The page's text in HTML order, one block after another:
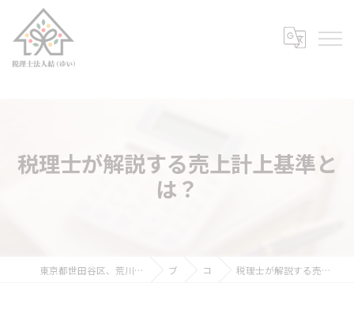
税理士が解説する売上計上基準と
は？
東京都世田谷区、荒川区、豊島区の税理士なら税理士法人結（ゆい） ブログ コラム 税理士が解説する売上計上基準とは何かと実現主義の正しい適用法